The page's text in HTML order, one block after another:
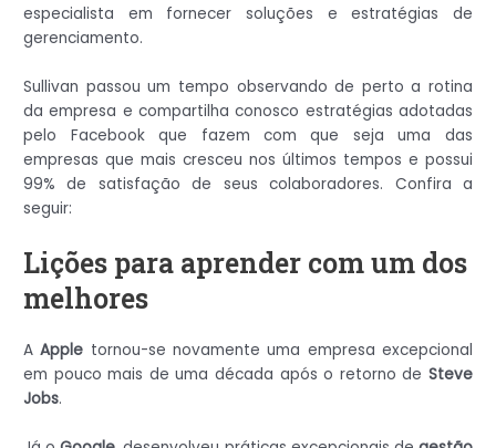
especialista em fornecer soluções e estratégias de
gerenciamento.
Sullivan passou um tempo observando de perto a rotina
da empresa e compartilha conosco estratégias adotadas
pelo Facebook que fazem com que seja uma das
empresas que mais cresceu nos últimos tempos e possui
99% de satisfação de seus colaboradores. Confira a
seguir:
Lições para aprender com um dos
melhores
AApple tornou-se novamente uma empresa excepcional
em pouco mais de uma década após o retorno de Steve
Jobs.